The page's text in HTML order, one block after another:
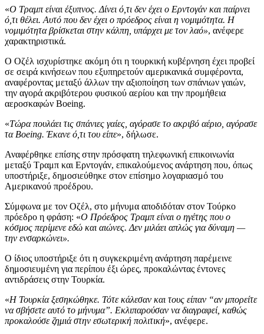
«Ο Τραμπ είναι έξυπνος. Δίνει ό,τι δεν έχει ο Ερντογάν και παίρνει
ό,τι θέλει. Αυτό που δεν έχει ο πρόεδρος είναι η νομιμότητα. Η
νομιμότητα βρίσκεται στην κάλπη, υπάρχει με τον λαό», ανέφερε
χαρακτηριστικά.
Ο Οζέλ ισχυρίστηκε ακόμη ότι η τουρκική κυβέρνηση έχει προβεί
σε σειρά κινήσεων που εξυπηρετούν αμερικανικά συμφέροντα,
αναφέροντας μεταξύ άλλων την αξιοποίηση των σπάνιων γαιών,
την αγορά ακριβότερου φυσικού αερίου και την προμήθεια
αεροσκαφών Boeing.
«Τώρα πουλάει τις σπάνιες γαίες, αγόρασε το ακριβό αέριο, αγόρασε
τα Boeing. Έκανε ό,τι του είπε», δήλωσε.
Αναφέρθηκε επίσης στην πρόσφατη τηλεφωνική επικοινωνία
μεταξύ Τραμπ και Ερντογάν, επικαλούμενος ανάρτηση που, όπως
υποστήριξε, δημοσιεύθηκε στον επίσημο λογαριασμό του
Αμερικανού προέδρου.
Σύμφωνα με τον Οζέλ, στο μήνυμα αποδιδόταν στον Τούρκο
πρόεδρο η φράση: «Ο Πρόεδρος Τραμπ είναι ο ηγέτης που ο
κόσμος περίμενε εδώ και αιώνες. Δεν μιλάει απλώς για δύναμη —
την ενσαρκώνει».
Ο ίδιος υποστήριξε ότι η συγκεκριμένη ανάρτηση παρέμεινε
δημοσιευμένη για περίπου έξι ώρες, προκαλώντας έντονες
αντιδράσεις στην Τουρκία.
«Η Τουρκία ξεσηκώθηκε. Τότε κάλεσαν και τους είπαν “αν μπορείτε
να σβήσετε αυτό το μήνυμα”. Εκλιπαρούσαν να διαγραφεί, καθώς
προκαλούσε ζημιά στην εσωτερική πολιτική», ανέφερε.